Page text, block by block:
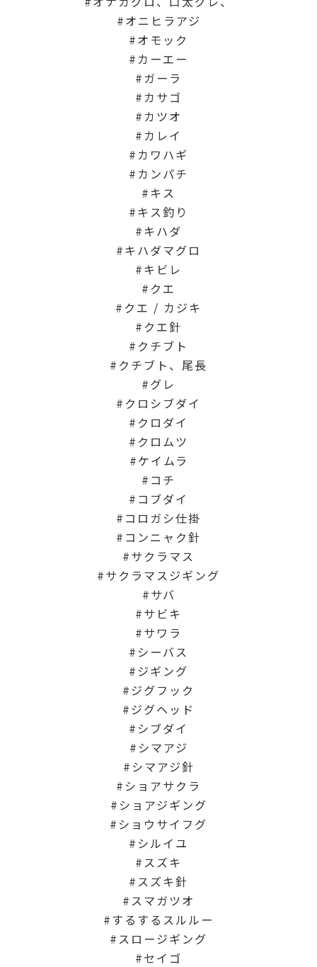
オニヒラアジ
オモック
カーエー
ガーラ
カサゴ
カツオ
カレイ
カワハギ
カンパチ
キス
キス釣り
キハダ
キハダマグロ
キビレ
クエ
クエ / カジキ
クエ針
クチブト
クチブト、尾長
グレ
クロシブダイ
クロダイ
クロムツ
ケイムラ
コチ
コブダイ
コロガシ仕掛
コンニャク針
サクラマス
サクラマスジギング
サバ
サビキ
サワラ
シーバス
ジギング
ジグフック
ジグヘッド
シブダイ
シマアジ
シマアジ針
ショアサクラ
ショアジギング
ショウサイフグ
シルイユ
スズキ
スズキ針
スマガツオ
するするスルルー
スロージギング
セイゴ